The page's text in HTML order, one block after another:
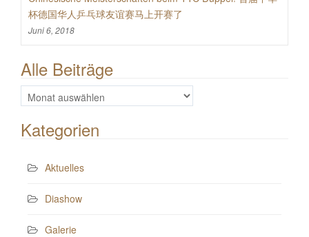
杯德国华人乒乓球友谊赛马上开赛了
Juni 6, 2018
Alle Beiträge
Alle
Beiträge
Kategorien
Aktuelles
Diashow
Galerie